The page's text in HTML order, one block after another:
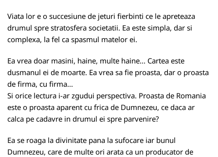
Viata lor e o succesiune de jeturi fierbinti ce le apreteaza
drumul spre stratosfera societatii. Ea este simpla, dar si
complexa, la fel ca spasmul matelor ei.
Ea vrea doar masini, haine, multe haine... Cartea este
dusmanul ei de moarte. Ea vrea sa fie proasta, dar o proasta
de firma, cu firma...
Si orice lectura i-ar zgudui perspectiva. Proasta de Romania
este o proasta aparent cu frica de Dumnezeu, ce daca ar
calca pe cadavre in drumul ei spre parvenire?
Ea se roaga la divinitate pana la sufocare iar bunul
Dumnezeu, care de multe ori arata ca un producator de